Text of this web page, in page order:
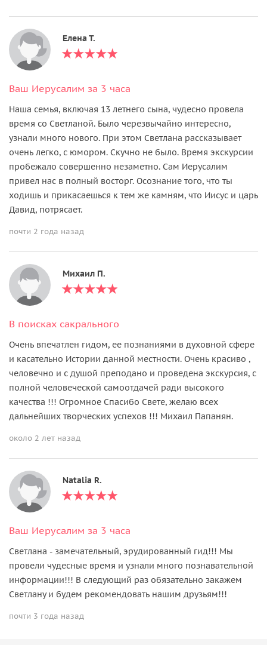
Елена Т.
Ваш Иерусалим за 3 часа
Наша семья, включая 13 летнего сына, чудесно провела
время со Светланой. Было черезвычайно интересно,
узнали много нового. При этом Светлана рассказывает
очень легко, с юмором. Скучно не было. Время экскурсии
пробежало совершенно незаметно. Сам Иерусалим
привел нас в полный восторг. Осознание того, что ты
ходишь и прикасаешься к тем же камням, что Иисус и царь
Давид, потрясает.
почти 2 года назад
Михаил П.
В поисках сакрального
Очень впечатлен гидом, ее познаниями в духовной сфере
и касательно Истории данной местности. Очень красиво ,
человечно и с душой преподано и проведена экскурсия, с
полной человеческой самоотдачей ради высокого
качества !!! Огромное Спасибо Свете, желаю всех
дальнейших творческих успехов !!! Михаил Папанян.
около 2 лет назад
Natalia R.
Ваш Иерусалим за 3 часа
Светлана - замечательный, эрудированный гид!!! Мы
провели чудесные время и узнали много познавательной
информации!!! В следующий раз обязательно закажем
Светлану и будем рекомендовать нашим друзьям!!!
почти 3 года назад